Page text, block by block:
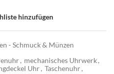
hinzufügen
- Schmuck & Münzen
, mechanisches Uhrwerk,
Uhr, Taschenuhr,